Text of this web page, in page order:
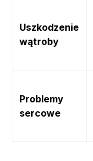
Uszkodzenie
wątroby
Problemy
sercowe